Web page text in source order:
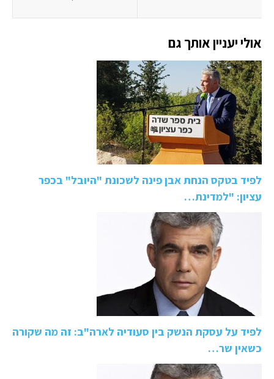
אולי יעניין אותך גם
לפיד בטקס הנחת אבן פינה לשכונת "היובל" בכפר
עציון: "למדינת…
לפיד על עסקת הנשק בין סעודיה לארה"ב: זה מה שקורה
כשאין שר…